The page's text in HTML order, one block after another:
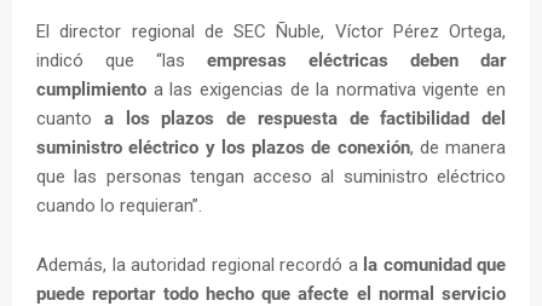
El director regional de SEC Ñuble, Víctor Pérez Ortega,
indicó que “las empresas eléctricas deben dar
cumplimiento a las exigencias de la normativa vigente en
cuanto a los plazos de respuesta de factibilidad del
suministro eléctrico y los plazos de conexión, de manera
que las personas tengan acceso al suministro eléctrico
cuando lo requieran”.
Además, la autoridad regional recordó a la comunidad que
puede reportar todo hecho que afecte el normal servicio